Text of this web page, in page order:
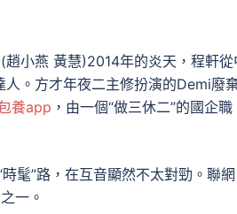
小燕 黃慧)2014年的炎天，程軒從
。方才年夜二主修扮演的Demi廢
養app ，由一個“做三休二”的國企職
時髦”路，在互音顯然不太對勁。聯網
一。